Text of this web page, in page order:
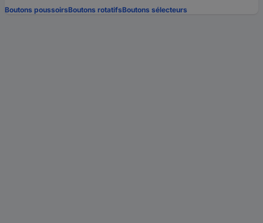
Boutons poussoirsBoutons rotatifsBoutons sélecteurs